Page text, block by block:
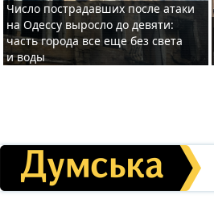
Число пострадавших после атаки
на Одессу выросло до девяти:
часть города все еще без света
и воды